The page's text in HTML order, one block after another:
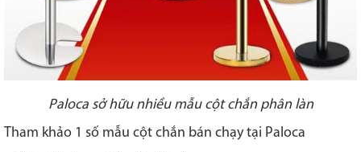
Paloca sở hữu nhiều mẫu cột chắn phân làn
Tham khảo 1 số mẫu cột chắn bán chạy tại Paloca